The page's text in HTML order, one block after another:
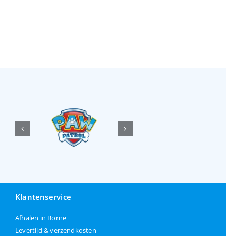
Klantenservice
Afhalen in Borne
Levertijd & verzendkosten